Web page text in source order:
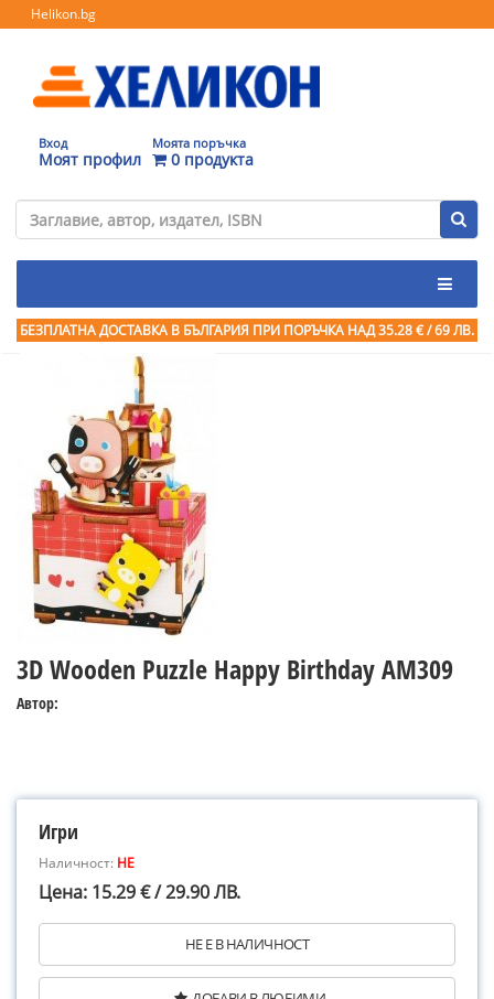
Helikon.bg
Вход
Моят профил
Моята поръчка
0 продукта
БЕЗПЛАТНА ДОСТАВКА В БЪЛГАРИЯ ПРИ ПОРЪЧКА НАД 35.28 € / 69 ЛВ.
3D Wooden Puzzle Happy Birthday AM309
Автор:
Игри
Наличност: НЕ
Цена: 15.29 € / 29.90 ЛВ.
НЕ Е В НАЛИЧНОСТ